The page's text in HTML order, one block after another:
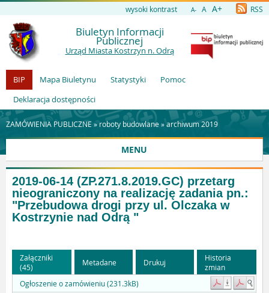
wysoki kontrast A- A A+ RSS
Biuletyn Informacji
Publicznej
Urząd Miasta Kostrzyn n. Odrą
BIP Mapa Biuletynu Statystyki
Pomoc
Deklaracja dostępności
ZAMÓWIENIA PUBLICZNE » roboty budowlane»archiwum 2019
MENU
2019-06-14 (ZP.271.8.2019.GC) przetarg
nieograniczony na realizację zadania pn.:
"Przebudowa drogi przy ul. Olczaka w
Kostrzynie nad Odrą "
Załączniki
(45)
Metadane Drukuj
Historia
zmian
Ogłoszenie o zamówieniu (231.3kB)